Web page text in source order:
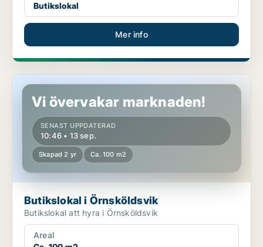
Butikslokal
Mer info
Butikslokal i Örnsköldsvik
Vi övervakar marknaden!
SENAST UPPDATERAD
10:46 • 13 sep.
Skapad 2 yr Ca. 100 m2
Butikslokal i Örnsköldsvik
Butikslokal att hyra i Örnsköldsvik
Areal